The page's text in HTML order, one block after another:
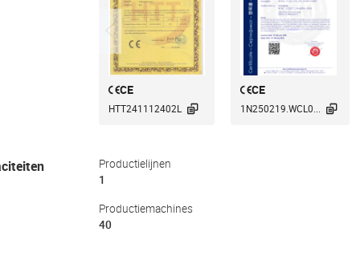
CE
HTT241112402L 
CE
1N250219.WCL0... 
Productielijnen
1
Productiemachines
40